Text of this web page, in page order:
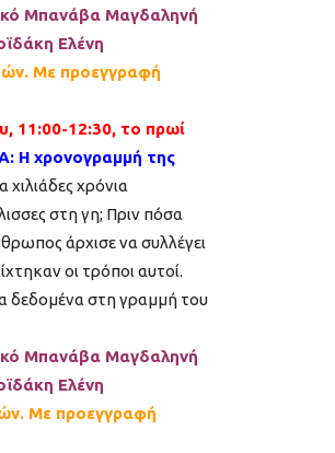
Μπανάβα Μαγδαληνή
Ελένη
Με προεγγραφή
11:00-12:30, το πρωί
Η χρονογραμμή της
χιλιάδες χρόνια
στη γη; Πριν πόσα
άρχισε να συλλέγει
οι τρόποι αυτοί.
δεδομένα στη γραμμή του
Μπανάβα Μαγδαληνή
Ελένη
Με προεγγραφή